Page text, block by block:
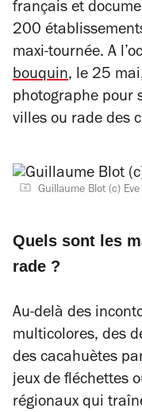
français et
200
maxi-tournée. A
bouquin, le 25
photographe pour
villes ou rade des
Guillaume Blot (c)
Quels sont les
rade ?
Au-delà des
multicolores, des
des cacahuètes
jeux de fléchettes
régionaux qui